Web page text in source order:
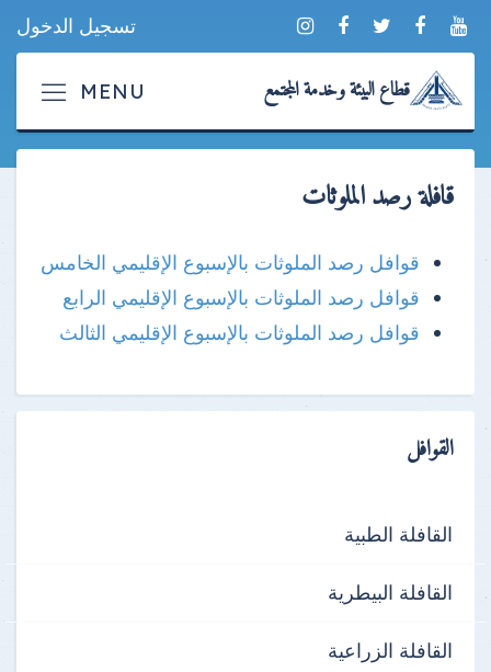
تسجيل الدخول
قطاع البيئة وخدمة المجتمع
قافلة رصد الملوثات
قوافل رصد الملوثات بالإسبوع الإقليمي الخامس
قوافل رصد الملوثات بالإسبوع الإقليمي الرابع
قوافل رصد الملوثات بالإسبوع الإقليمي الثالث
القوافل
القافلة الطبية
القافلة البيطرية
القافلة الزراعية